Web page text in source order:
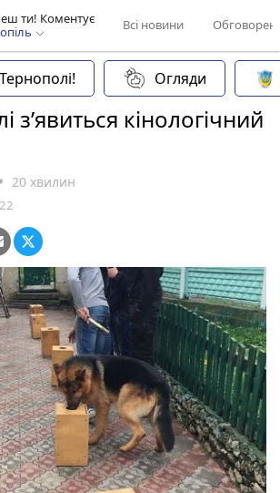
ти! Коментує
Всі новини
Огляди
з’явиться кінологічний
20 хвилин